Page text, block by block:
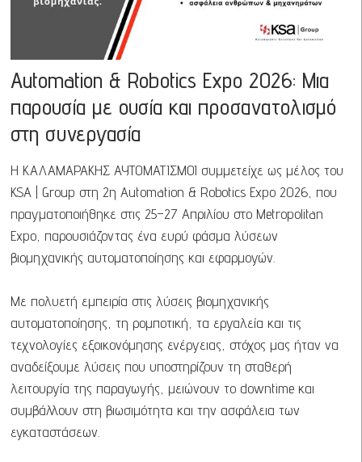
Automation & Robotics Expo 2026: Μια
παρουσία με ουσία και προσανατολισμό
στη συνεργασία
Η ΚΑΛΑΜΑΡΑΚΗΣ ΑΥΤΟΜΑΤΙΣΜΟΙ συμμετείχε ως μέλος του
KSA | Group στη 2η Automation & Robotics Expo 2026, που
πραγματοποιήθηκε στις 25–27 Απριλίου στο Metropolitan
Expo, παρουσιάζοντας ένα ευρύ φάσμα λύσεων
βιομηχανικής αυτοματοποίησης και εφαρμογών.
Με πολυετή εμπειρία στις λύσεις βιομηχανικής
αυτοματοποίησης, τη ρομποτική, τα εργαλεία και τις
τεχνολογίες εξοικονόμησης ενέργειας, στόχος μας ήταν να
αναδείξουμε λύσεις που υποστηρίζουν τη σταθερή
λειτουργία της παραγωγής, μειώνουν το downtime και
συμβάλλουν στη βιωσιμότητα και την ασφάλεια των
εγκαταστάσεων.